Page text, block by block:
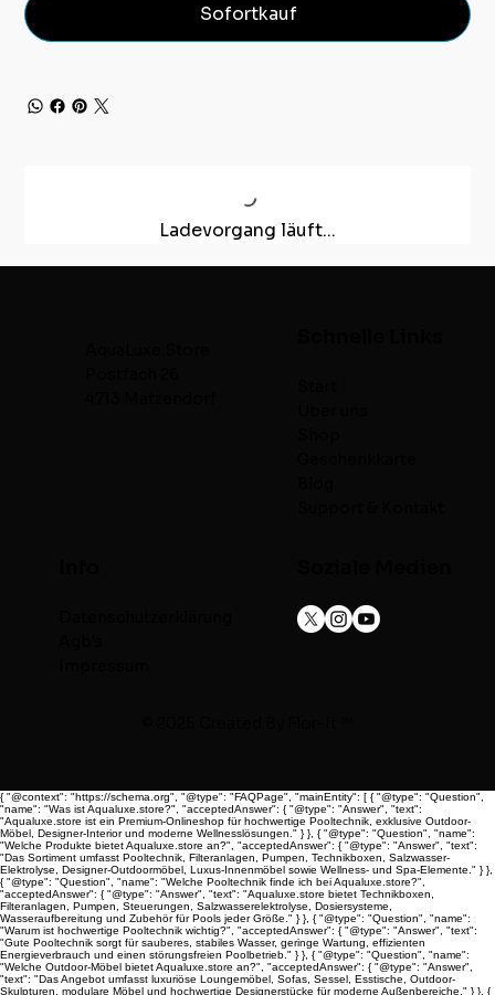
Sofortkauf
Ladevorgang läuft...
{ "@context": "https://schema.org", "@type": "FAQPage", "mainEntity": [ { "@type": "Question",
"name": "Was ist Aqualuxe.store?", "acceptedAnswer": { "@type": "Answer", "text":
"Aqualuxe.store ist ein Premium-Onlineshop für hochwertige Pooltechnik, exklusive Outdoor-
Möbel, Designer-Interior und moderne Wellnesslösungen." } }, { "@type": "Question", "name":
"Welche Produkte bietet Aqualuxe.store an?", "acceptedAnswer": { "@type": "Answer", "text":
"Das Sortiment umfasst Pooltechnik, Filteranlagen, Pumpen, Technikboxen, Salzwasser-
Elektrolyse, Designer-Outdoormöbel, Luxus-Innenmöbel sowie Wellness- und Spa-Elemente." } },
{ "@type": "Question", "name": "Welche Pooltechnik finde ich bei Aqualuxe.store?",
"acceptedAnswer": { "@type": "Answer", "text": "Aqualuxe.store bietet Technikboxen,
Filteranlagen, Pumpen, Steuerungen, Salzwasserelektrolyse, Dosiersysteme,
Wasseraufbereitung und Zubehör für Pools jeder Größe." } }, { "@type": "Question", "name":
"Warum ist hochwertige Pooltechnik wichtig?", "acceptedAnswer": { "@type": "Answer", "text":
"Gute Pooltechnik sorgt für sauberes, stabiles Wasser, geringe Wartung, effizienten
Energieverbrauch und einen störungsfreien Poolbetrieb." } }, { "@type": "Question", "name":
"Welche Outdoor-Möbel bietet Aqualuxe.store an?", "acceptedAnswer": { "@type": "Answer",
"text": "Das Angebot umfasst luxuriöse Loungemöbel, Sofas, Sessel, Esstische, Outdoor-
Skulpturen, modulare Möbel und hochwertige Designerstücke für moderne Außenbereiche." } }, {